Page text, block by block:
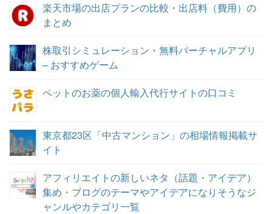
楽天市場の出店プランの比較・出店料（費用）の
まとめ
株取引シミュレーション・無料バーチャルアプリ
– おすすめゲーム
ペットのお薬の個人輸入代行サイトの口コミ
東京都23区「中古マンション」の相場情報掲載サ
イト
アフィリエイトの新しいネタ（話題・アイデア）
集め・ブログのテーマやアイデアになりそうなジ
ャンルやカテゴリ一覧